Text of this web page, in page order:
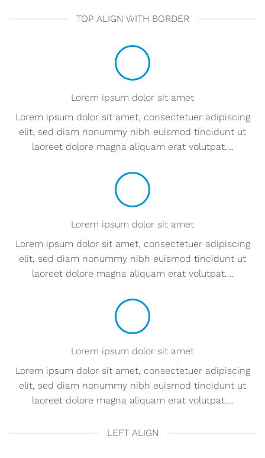
TOP ALIGN WITH BORDER
Lorem ipsum dolor sit amet
Lorem ipsum dolor sit amet, consectetuer adipiscing
elit, sed diam nonummy nibh euismod tincidunt ut
laoreet dolore magna aliquam erat volutpat….
Lorem ipsum dolor sit amet
Lorem ipsum dolor sit amet, consectetuer adipiscing
elit, sed diam nonummy nibh euismod tincidunt ut
laoreet dolore magna aliquam erat volutpat….
Lorem ipsum dolor sit amet
Lorem ipsum dolor sit amet, consectetuer adipiscing
elit, sed diam nonummy nibh euismod tincidunt ut
laoreet dolore magna aliquam erat volutpat….
LEFT ALIGN